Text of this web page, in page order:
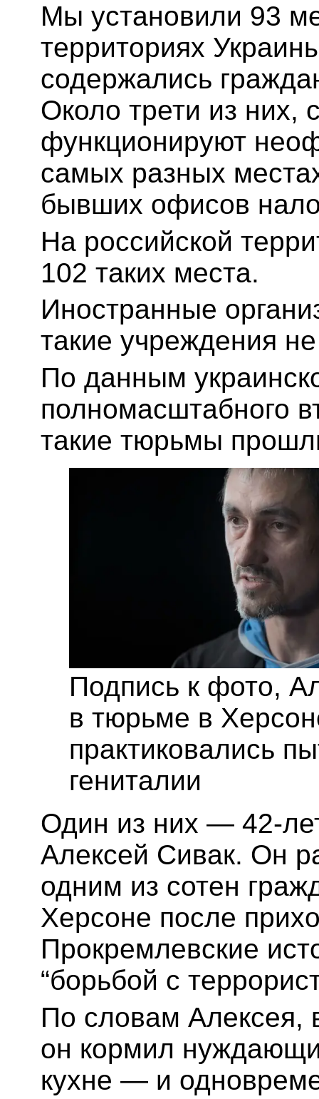
Мы установили 93
территориях
содержались
Около трети из них,
функционируют
самых разных
бывших офисов
На российской
102 таких места.
Иностранные
такие учреждения
По данным
полномасштабного
такие тюрьмы
Подпись к фото,
в тюрьме в
практиковались
гениталии
Один из них — 42-
Алексей Сивак. Он
одним из сотен
Херсоне после
Прокремлевские
“борьбой с
По словам Алексея,
он кормил
кухне — и